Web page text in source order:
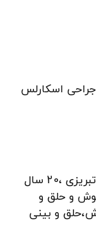
اسکارلس
بهترین جراح ترمیم بینی تهران|دکتر حسین تبریزی ،20 سال
و حلق و
و بینی